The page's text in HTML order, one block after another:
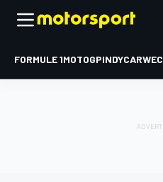
FORMULE 1MOTOGPINDYCARWEC